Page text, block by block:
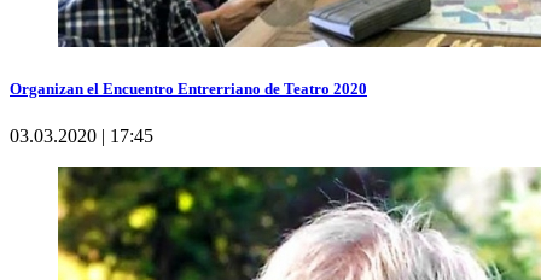
Organizan el Encuentro Entrerriano de Teatro 2020
03.03.2020 | 17:45